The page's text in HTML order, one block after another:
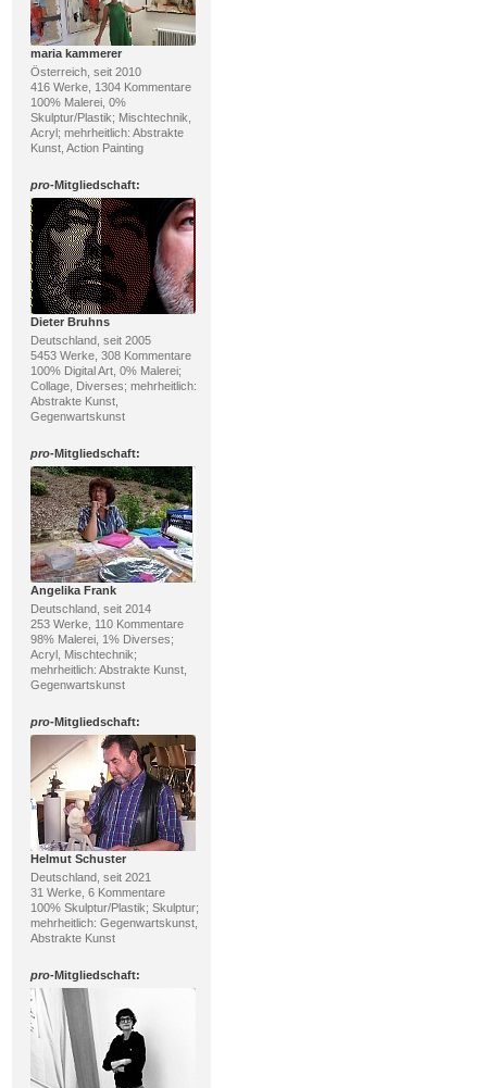
maria kammerer
Österreich, seit 2010
416 Werke, 1304 Kommentare
100% Malerei, 0%
Skulptur/Plastik; Mischtechnik,
Acryl; mehrheitlich: Abstrakte
Kunst, Action Painting
pro-Mitgliedschaft:
Dieter Bruhns
Deutschland, seit 2005
5453 Werke, 308 Kommentare
100% Digital Art, 0% Malerei;
Collage, Diverses; mehrheitlich:
Abstrakte Kunst,
Gegenwartskunst
pro-Mitgliedschaft:
Angelika Frank
Deutschland, seit 2014
253 Werke, 110 Kommentare
98% Malerei, 1% Diverses;
Acryl, Mischtechnik;
mehrheitlich: Abstrakte Kunst,
Gegenwartskunst
pro-Mitgliedschaft:
Helmut Schuster
Deutschland, seit 2021
31 Werke, 6 Kommentare
100% Skulptur/Plastik; Skulptur;
mehrheitlich: Gegenwartskunst,
Abstrakte Kunst
pro-Mitgliedschaft: